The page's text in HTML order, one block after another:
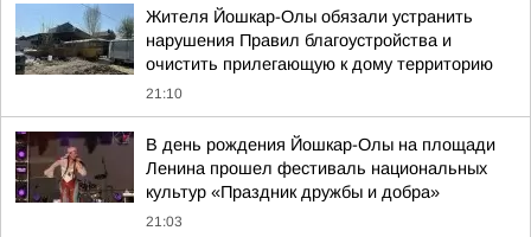
Жителя Йошкар-Олы обязали устранить
нарушения Правил благоустройства и
очистить прилегающую к дому территорию
21:10
В день рождения Йошкар-Олы на площади
Ленина прошел фестиваль национальных
культур «Праздник дружбы и добра»
21:03